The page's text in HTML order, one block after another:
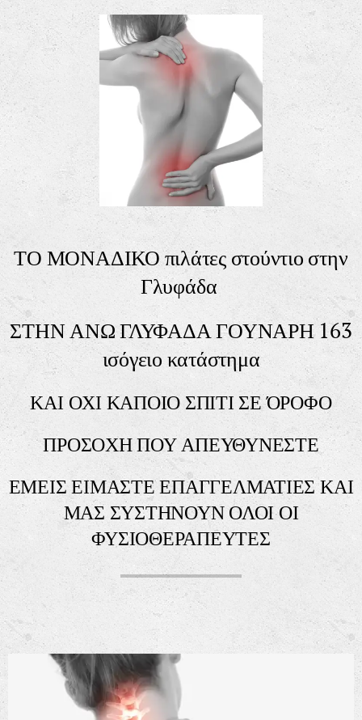
ΤΟ ΜΟΝΑΔΙΚΟ πιλάτες στούντιο στην
Γλυφάδα
ΣΤΗΝ ΑΝΩ ΓΛΥΦΑΔΑ ΓΟΥΝΑΡΗ 163
ισόγειο κατάστημα
ΚΑΙ ΟΧΙ ΚΑΠΟΙΟ ΣΠΙΤΙ ΣΕ ΌΡΟΦΟ
ΠΡΟΣΟΧΗ ΠΟΥ ΑΠΕΥΘΥΝΕΣΤΕ
ΕΜΕΙΣ ΕΙΜΑΣΤΕ ΕΠΑΓΓΕΛΜΑΤΙΕΣ ΚΑΙ
ΜΑΣ ΣΥΣΤΗΝΟΥΝ ΟΛΟΙ ΟΙ
ΦΥΣΙΟΘΕΡΑΠΕΥΤΕΣ